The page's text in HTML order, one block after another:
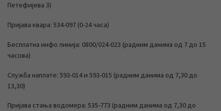
Петефијева 3)
Пријава квара: 534-097 (0-24 часа)
Бесплатна инфо линија: 0800/024-023 (радним данима од 7 до 15
часова)
Служба наплате: 593-014 и 593-015 (радним данима од 7,30 до
13,30)
Пријава стања водомера: 535-773 (радним данима од 7,30 до